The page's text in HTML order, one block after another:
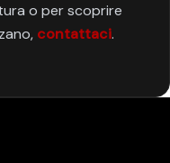
o per scoprire
contattaci.